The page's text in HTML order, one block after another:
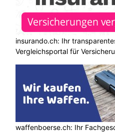
insurando.ch: Ihr
Vergleichsportal für
waffenboerse.ch: Ihr